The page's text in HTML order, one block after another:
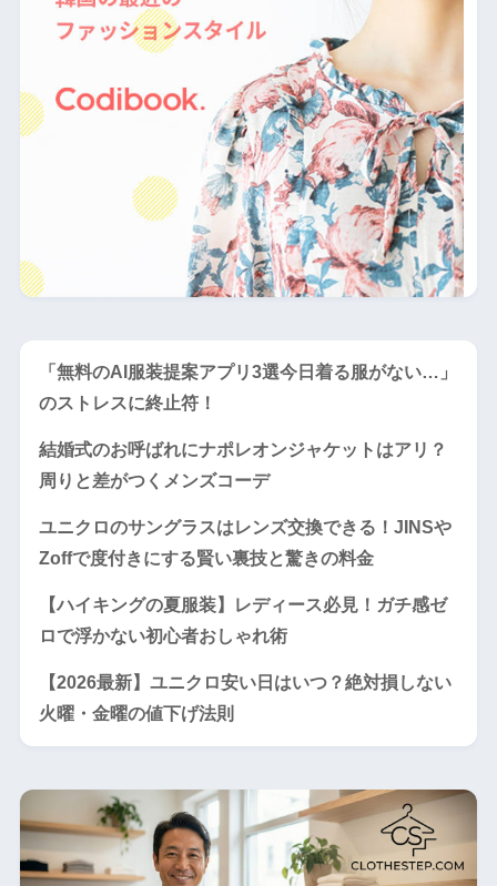
「無料のAI服装提案アプリ3選今日着る服がない…」
のストレスに終止符！
結婚式のお呼ばれにナポレオンジャケットはアリ？
周りと差がつくメンズコーデ
ユニクロのサングラスはレンズ交換できる！JINSや
Zoffで度付きにする賢い裏技と驚きの料金
【ハイキングの夏服装】レディース必見！ガチ感ゼ
ロで浮かない初心者おしゃれ術
【2026最新】ユニクロ安い日はいつ？絶対損しない
火曜・金曜の値下げ法則